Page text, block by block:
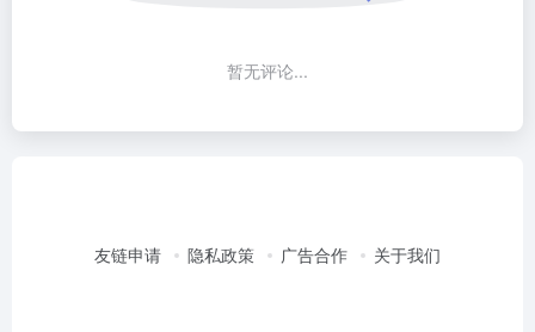
暂无评论...
友链申请 隐私政策 广告合作 关于我们